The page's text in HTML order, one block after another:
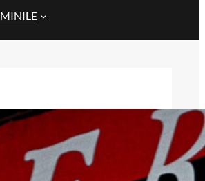
Østigård, il Genoa prepara il
di sfide al Ferraris